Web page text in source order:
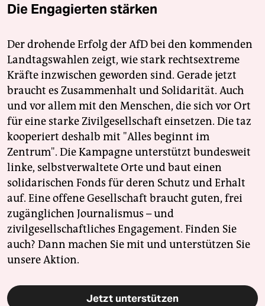
Die Engagierten stärken
Der drohende Erfolg der AfD bei den kommenden
Landtagswahlen zeigt, wie stark rechtsextreme
Kräfte inzwischen geworden sind. Gerade jetzt
braucht es Zusammenhalt und Solidarität. Auch
und vor allem mit den Menschen, die sich vor Ort
für eine starke Zivilgesellschaft einsetzen. Die taz
kooperiert deshalb mit "Alles beginnt im
Zentrum". Die Kampagne unterstützt bundesweit
linke, selbstverwaltete Orte und baut einen
solidarischen Fonds für deren Schutz und Erhalt
auf. Eine offene Gesellschaft braucht guten, frei
zugänglichen Journalismus – und
zivilgesellschaftliches Engagement. Finden Sie
auch? Dann machen Sie mit und unterstützen Sie
unsere Aktion.
Jetzt unterstützen